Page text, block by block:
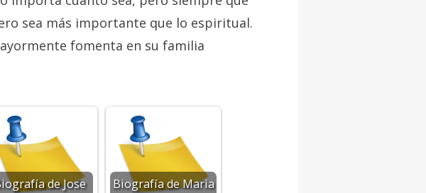
sea más importante que lo espiritual.
fomenta en su familia
de Jose
Biografía de Maria